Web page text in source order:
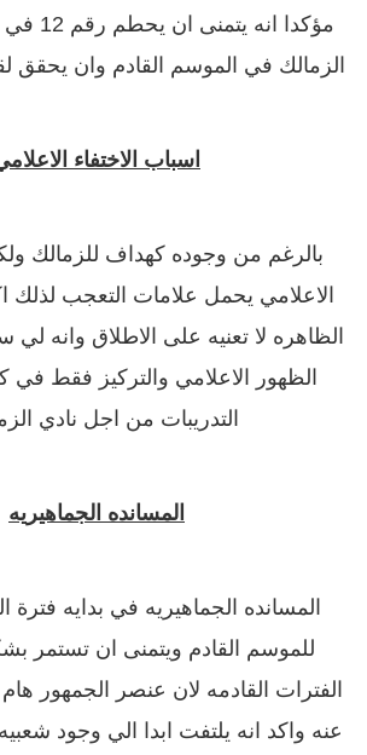
مؤكدا
الزمالك في الموسم القادم وان
اسباب الاختفاء
بالرغم من وجوده كهداف للزمالك
الاعلامي يحمل علامات التعجب لذلك
الظاهره لا تعنيه على الاطلاق وانه
الظهور الاعلامي والتركيز فقط في
التدريبات من اجل نادي
المسانده الجماهيريه
المسانده الجماهيريه في بدايه فترة
للموسم القادم ويتمنى ان تستمر
الفترات القادمه لان عنصر الجمهور هام
عنه واكد انه يلتفت ابدا الي وجود